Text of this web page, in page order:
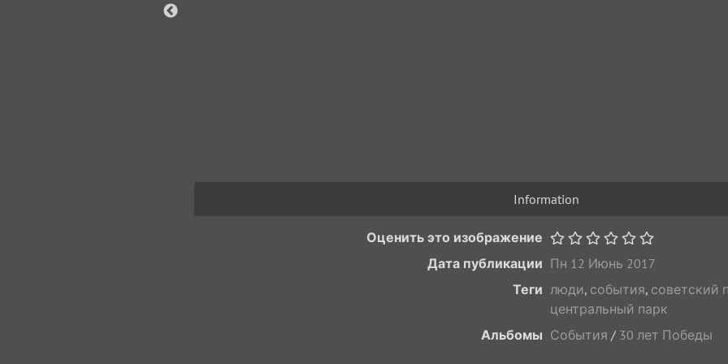
Information
Оценить это изображение
Дата публикации Пн 12 Июнь 2017
Теги люди, события, советский
центральный парк
Альбомы События / 30 лет Победы